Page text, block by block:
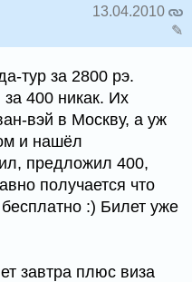
13.04.2010
✎
тур за 2800 рэ.
400 никак. Их
вэй в Москву, а уж
и нашёл
предложил 400,
получается что
:) Билет уже
завтра плюс виза